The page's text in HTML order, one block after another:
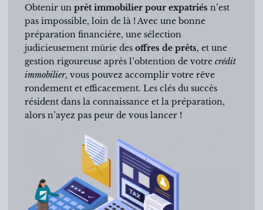
Obtenir un prêt immobilier pour expatriés n’est
pas impossible, loin de là ! Avec une bonne
préparation financière, une sélection
judicieusement mûrie des offres de prêts, et une
gestion rigoureuse après l’obtention de votre crédit
immobilier, vous pouvez accomplir votre rêve
rondement et efficacement. Les clés du succès
résident dans la connaissance et la préparation,
alors n’ayez pas peur de vous lancer !